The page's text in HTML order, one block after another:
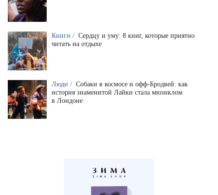
Книги / Сердцу и уму: 8 книг, которые приятно
читать на отдыхе
Люди / Собаки в космосе и офф-Бродвей: как
история знаменитой Лайки стала мюзиклом
в Лондоне